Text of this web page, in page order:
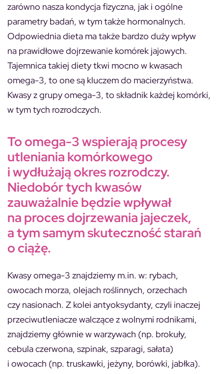
zarówno nasza kondycja fizyczna, jak i ogólne
parametry badań, w tym także hormonalnych.
Odpowiednia dieta ma także bardzo duży wpływ
na prawidłowe dojrzewanie komórek jajowych.
Tajemnica takiej diety tkwi mocno w kwasach
omega-3, to one są kluczem do macierzyństwa.
Kwasy z grupy omega-3, to składnik każdej komórki,
w tym tych rozrodczych.
To omega-3 wspierają procesy
utleniania komórkowego
i wydłużają okres rozrodczy.
Niedobór tych kwasów
zauważalnie będzie wpływał
na proces dojrzewania jajeczek,
a tym samym skuteczność starań
o ciążę.
Kwasy omega-3 znajdziemy m.in. w: rybach,
owocach morza, olejach roślinnych, orzechach
czy nasionach. Z kolei antyoksydanty, czyli inaczej
przeciwutleniacze walczące z wolnymi rodnikami,
znajdziemy głównie w warzywach (np. brokuły,
cebula czerwona, szpinak, szparagi, sałata)
i owocach (np. truskawki, jeżyny, borówki, jabłka).